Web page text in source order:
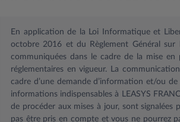
En application de la Loi Informatique et
octobre 2016 et du Règlement Général
communiquées dans le cadre de la mise en
réglementaires en vigueur. La
cadre d’une demande d’information et/ou
informations indispensables à LEASYS
de procéder aux mises à jour, sont signalées
pas être pris en compte et vous ne pourrez